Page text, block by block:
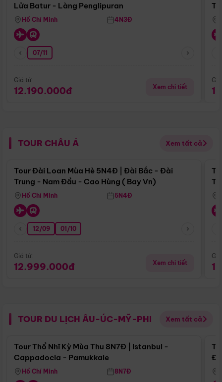
Lửa Batur - Làng Penglipuran
Hồ Chí Minh 4N3Đ
07/11
Giá từ:
12.190.000đ Xem chi tiết
TOUR CHÂU Á Xem tất cả
Điểm nổi bật
Tour Đài Loan Mùa Hè 5N4Đ | Đài Bắc - Đài
Trung - Nam Đầu - Cao Hùng ( Bay Vn)
Hồ Chí Minh 5N4Đ
12/09 01/10
Giá từ:
12.999.000đ Xem chi tiết
TOUR DU LỊCH ÂU-ÚC-MỸ-PHI Xem tất cả
Điểm nổi bật
Tour Thổ Nhĩ Kỳ Mùa Thu 8N7Đ | Istanbul -
Cappadocia - Pamukkale
Hồ Chí Minh 8N7Đ